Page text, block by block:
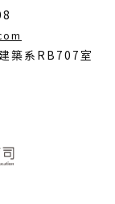
開
築系RB707室